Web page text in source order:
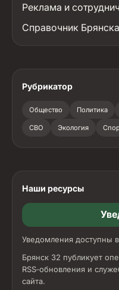
Реклама и
Справочник Брянска
Рубрикатор
Общество Политика
СВО Экология
Наши ресурсы
Уведомления доступны
Брянск 32 публикует
RSS‑обновления и
сайта.